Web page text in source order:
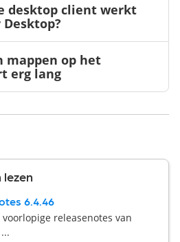
desktop client werkt
mappen op het
erg lang
lezen
6.4.46
releasenotes van